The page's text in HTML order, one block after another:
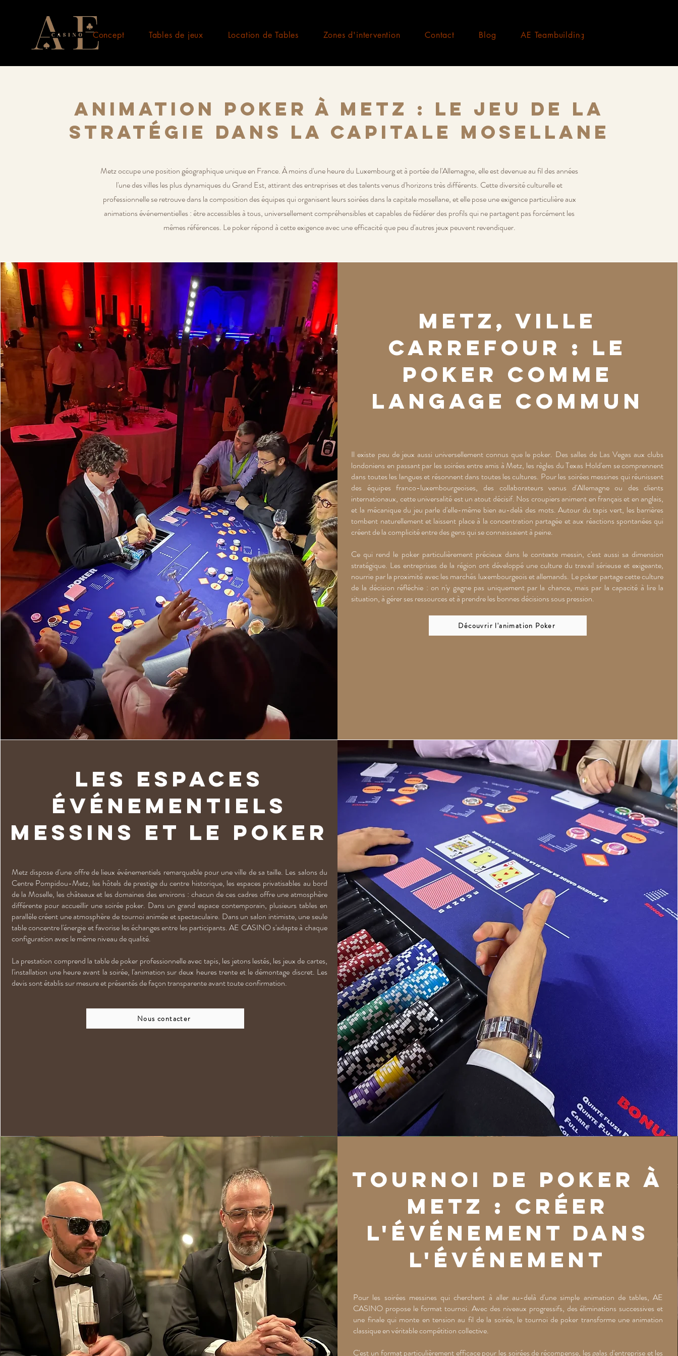
Concept Tables de jeux Location de Tables Zones d'intervention Contact Blog AE Teambuilding
Animation Poker à Metz : le jeu de la
stratégie dans la capitale mosellane
Metz occupe une position géographique unique en France. À moins d'une heure du Luxembourg et à portée de l'Allemagne, elle est devenue au fil des années
l'une des villes les plus dynamiques du Grand Est, attirant des entreprises et des talents venus d'horizons très différents. Cette diversité culturelle et
professionnelle se retrouve dans la composition des équipes qui organisent leurs soirées dans la capitale mosellane, et elle pose une exigence particulière aux
animations événementielles : être accessibles à tous, universellement compréhensibles et capables de fédérer des profils qui ne partagent pas forcément les
mêmes références. Le poker répond à cette exigence avec une efficacité que peu d'autres jeux peuvent revendiquer.
Metz, ville
carrefour : le
poker comme
langage commun
Il existe peu de jeux aussi universellement connus que le poker. Des salles de Las Vegas aux clubs
londoniens en passant par les soirées entre amis à Metz, les règles du Texas Hold'em se comprennent
dans toutes les langues et résonnent dans toutes les cultures. Pour les soirées messines qui réunissent
des équipes franco-luxembourgeoises, des collaborateurs venus d'Allemagne ou des clients
internationaux, cette universalité est un atout décisif. Nos croupiers animent en français et en anglais,
et la mécanique du jeu parle d'elle-même bien au-delà des mots. Autour du tapis vert, les barrières
tombent naturellement et laissent place à la concentration partagée et aux réactions spontanées qui
créent de la complicité entre des gens qui se connaissaient à peine.
Ce qui rend le poker particulièrement précieux dans le contexte messin, c'est aussi sa dimension
stratégique. Les entreprises de la région ont développé une culture du travail sérieuse et exigeante,
nourrie par la proximité avec les marchés luxembourgeois et allemands. Le poker partage cette culture
de la décision réfléchie : on n'y gagne pas uniquement par la chance, mais par la capacité à lire la
situation, à gérer ses ressources et à prendre les bonnes décisions sous pression.
Découvrir l'animation Poker
Les espaces
événementiels
messins et le poker
Metz dispose d'une offre de lieux événementiels remarquable pour une ville de sa taille. Les salons du
Centre Pompidou-Metz, les hôtels de prestige du centre historique, les espaces privatisables au bord
de la Moselle, les châteaux et les domaines des environs : chacun de ces cadres offre une atmosphère
différente pour accueillir une soirée poker. Dans un grand espace contemporain, plusieurs tables en
parallèle créent une atmosphère de tournoi animée et spectaculaire. Dans un salon intimiste, une seule
table concentre l'énergie et favorise les échanges entre les participants. AE CASINO s'adapte à chaque
configuration avec le même niveau de qualité.
La prestation comprend la table de poker professionnelle avec tapis, les jetons lestés, les jeux de cartes,
l'installation une heure avant la soirée, l'animation sur deux heures trente et le démontage discret. Les
devis sont établis sur mesure et présentés de façon transparente avant toute confirmation.
Nous contacter
Tournoi de poker à
Metz : créer
l'événement dans
l'événement
Pour les soirées messines qui cherchent à aller au-delà d'une simple animation de tables, AE
CASINO propose le format tournoi. Avec des niveaux progressifs, des éliminations successives et
une finale qui monte en tension au fil de la soirée, le tournoi de poker transforme une animation
classique en véritable compétition collective.
C'est un format particulièrement efficace pour les soirées de récompense, les galas d'entreprise et les